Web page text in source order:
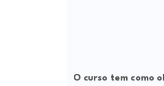
O curso tem como